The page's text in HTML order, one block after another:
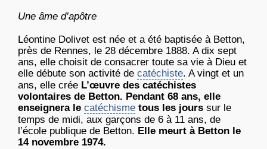
Une âme d’apôtre
Léontine Dolivet est née et a été baptisée à Betton,
près de Rennes, le 28 décembre 1888. A dix sept
ans, elle choisit de consacrer toute sa vie à Dieu et
elle débute son activité de catéchiste. A vingt et un
ans, elle crée L’œuvre des catéchistes
volontaires de Betton. Pendant 68 ans, elle
enseignera le catéchisme tous les jours sur le
temps de midi, aux garçons de 6 à 11 ans, de
l’école publique de Betton. Elle meurt à Betton le
14 novembre 1974.